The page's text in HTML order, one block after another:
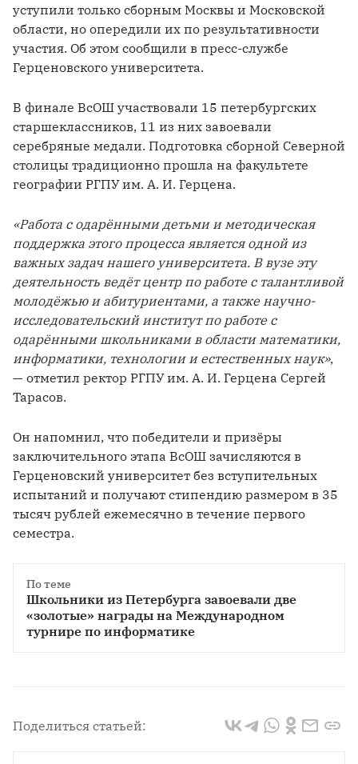
уступили только сборным Москвы и Московской
области, но опередили их по результативности
участия. Об этом сообщили в пресс-службе
Герценовского университета.
В финале ВсОШ участвовали 15 петербургских
старшеклассников, 11 из них завоевали
серебряные медали. Подготовка сборной Северной
столицы традиционно прошла на факультете
географии РГПУ им. А. И. Герцена.
«Работа с одарёнными детьми и методическая
поддержка этого процесса является одной из
важных задач нашего университета. В вузе эту
деятельность ведёт центр по работе с талантливой
молодёжью и абитуриентами, а также научно-
исследовательский институт по работе с
одарёнными школьниками в области математики,
информатики, технологии и естественных наук»,
— отметил ректор РГПУ им. А. И. Герцена Сергей
Тарасов.
Он напомнил, что победители и призёры
заключительного этапа ВсОШ зачисляются в
Герценовский университет без вступительных
испытаний и получают стипендию размером в 35
тысяч рублей ежемесячно в течение первого
семестра.
По теме
Школьники из Петербурга завоевали две
«золотые» награды на Международном
турнире по информатике
Поделиться статьей: